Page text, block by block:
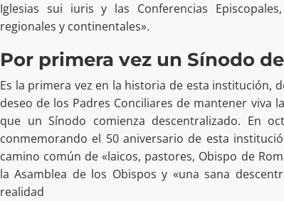
Iglesias sui iuris y las Conferencias
regionales y continentales».
Por primera vez un Sínodo
Es la primera vez en la historia de esta institución,
deseo de los Padres Conciliares de mantener viva
que un Sínodo comienza descentralizado. En
conmemorando el 50 aniversario de esta
camino común de «laicos, pastores, Obispo de
la Asamblea de los Obispos y «una sana
realidad